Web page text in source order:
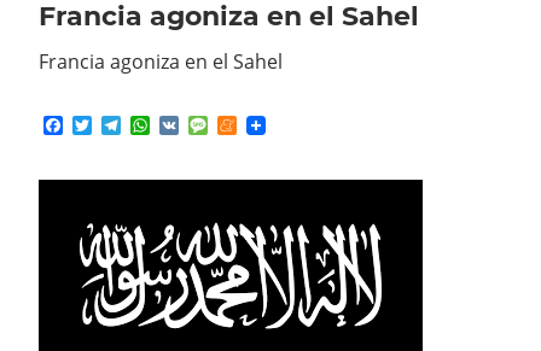
Francia agoniza en el Sahel
Francia agoniza en el Sahel
Facebook
TwitterTelegram
WhatsApp
VK MessageMeneame